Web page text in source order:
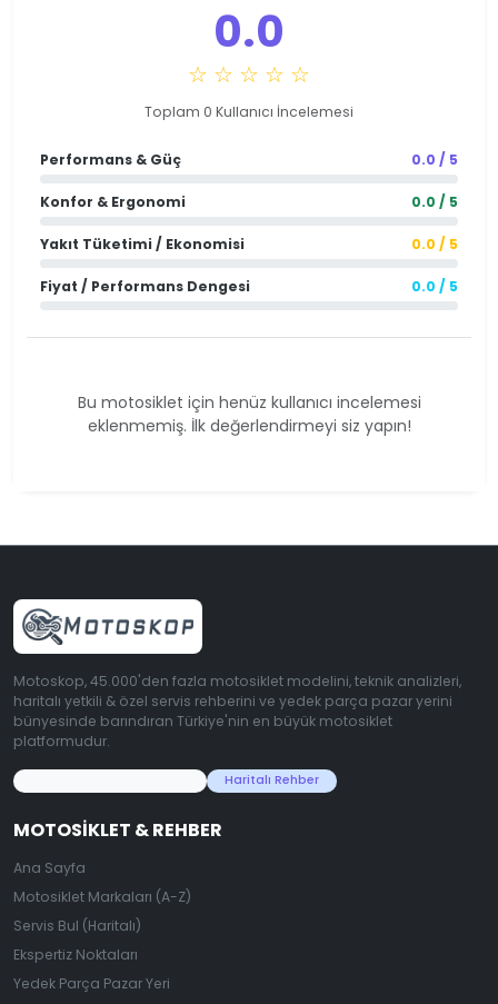
0.0
☆ ☆ ☆ ☆ ☆
Toplam 0 Kullanıcı İncelemesi
Performans & Güç 0.0 / 5
Konfor & Ergonomi 0.0 / 5
Yakıt Tüketimi / Ekonomisi 0.0 / 5
Fiyat / Performans Dengesi 0.0 / 5
Bu motosiklet için henüz kullanıcı incelemesi
eklenmemiş. İlk değerlendirmeyi siz yapın!
Motoskop, 45.000'den fazla motosiklet modelini, teknik analizleri,
haritalı yetkili & özel servis rehberini ve yedek parça pazar yerini
bünyesinde barındıran Türkiye'nin en büyük motosiklet
platformudur.
Haritalı Rehber
MOTOSIKLET & REHBER
Ana Sayfa
Motosiklet Markaları (A-Z)
Servis Bul (Haritalı)
Ekspertiz Noktaları
Yedek Parça Pazar Yeri